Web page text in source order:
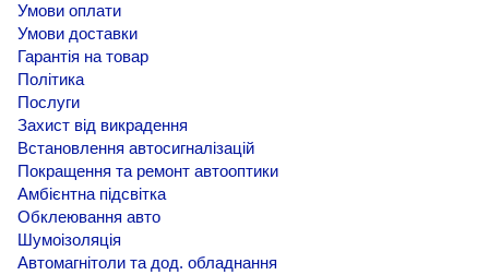
Умови оплати
Умови доставки
Гарантія на товар
Політика
Послуги
Захист від викрадення
Встановлення автосигналізацій
Покращення та ремонт автооптики
Амбієнтна підсвітка
Обклеювання авто
Шумоізоляція
Автомагнітоли та дод. обладнання